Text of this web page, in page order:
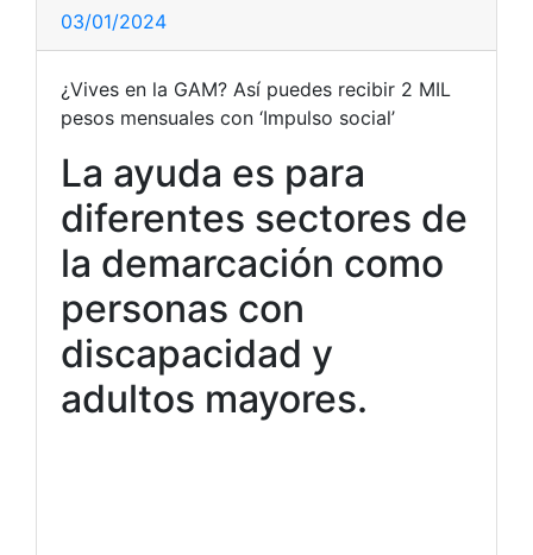
03/01/2024
¿Vives en la GAM? Así puedes recibir 2 MIL
pesos mensuales con ‘Impulso social’
La ayuda es para
diferentes sectores de
la demarcación como
personas con
discapacidad y
adultos mayores.